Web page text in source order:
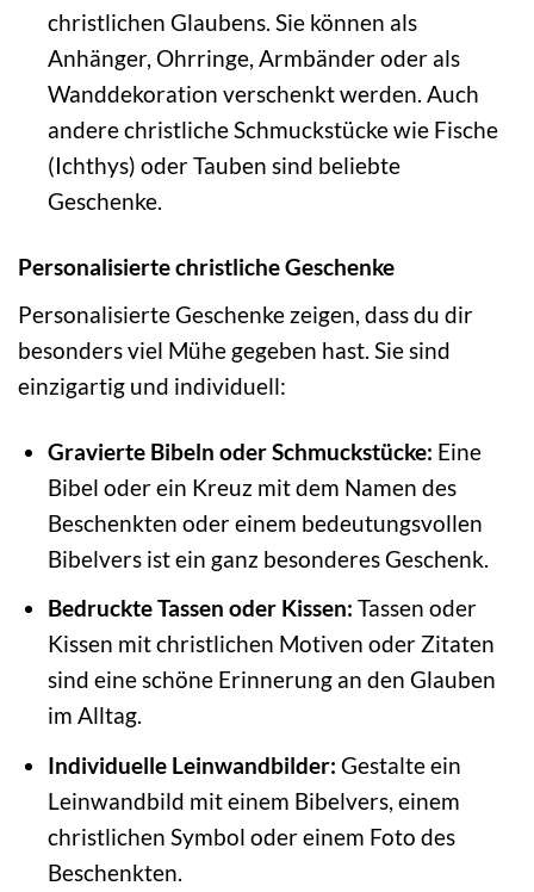
christlichen Glaubens. Sie können als
Anhänger, Ohrringe, Armbänder oder als
Wanddekoration verschenkt werden. Auch
andere christliche Schmuckstücke wie Fische
(Ichthys) oder Tauben sind beliebte
Geschenke.
Personalisierte christliche Geschenke
Personalisierte Geschenke zeigen, dass du dir
besonders viel Mühe gegeben hast. Sie sind
einzigartig und individuell:
Gravierte Bibeln oder Schmuckstücke: Eine
Bibel oder ein Kreuz mit dem Namen des
Beschenkten oder einem bedeutungsvollen
Bibelvers ist ein ganz besonderes Geschenk.
Bedruckte Tassen oder Kissen: Tassen oder
Kissen mit christlichen Motiven oder Zitaten
sind eine schöne Erinnerung an den Glauben
im Alltag.
Individuelle Leinwandbilder: Gestalte ein
Leinwandbild mit einem Bibelvers, einem
christlichen Symbol oder einem Foto des
Beschenkten.